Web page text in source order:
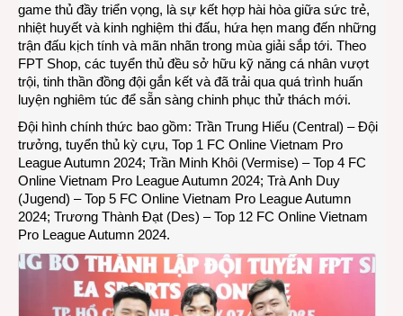
game thủ đầy triển vọng, là sự kết hợp hài hòa giữa sức trẻ,
nhiệt huyết và kinh nghiệm thi đấu, hứa hẹn mang đến những
trận đấu kịch tính và mãn nhãn trong mùa giải sắp tới. Theo
FPT Shop, các tuyển thủ đều sở hữu kỹ năng cá nhân vượt
trội, tinh thần đồng đội gắn kết và đã trải qua quá trình huấn
luyện nghiêm túc để sẵn sàng chinh phục thử thách mới.
Đội hình chính thức bao gồm: Trần Trung Hiếu (Central) – Đội
trưởng, tuyển thủ kỳ cựu, Top 1 FC Online Vietnam Pro
League Autumn 2024; Trần Minh Khôi (Vermise) – Top 4 FC
Online Vietnam Pro League Autumn 2024; Trà Anh Duy
(Jugend) – Top 5 FC Online Vietnam Pro League Autumn
2024; Trương Thành Đạt (Des) – Top 12 FC Online Vietnam
Pro League Autumn 2024.